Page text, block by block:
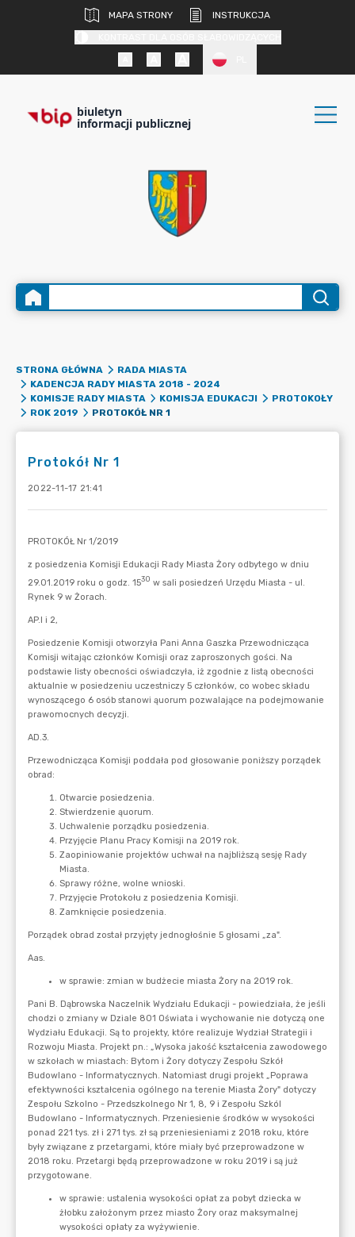
MAPA STRONY
INSTRUKCJA
biuletyn
informacji publicznej
STRONA GŁÓWNA
RADA MIASTA
KADENCJA RADY MIASTA 2018 - 2024
KOMISJE RADY MIASTA
KOMISJA EDUKACJI
PROTOKOŁY
ROK 2019
PROTOKÓŁ NR 1
Protokół Nr 1
2022-11-17 21:41